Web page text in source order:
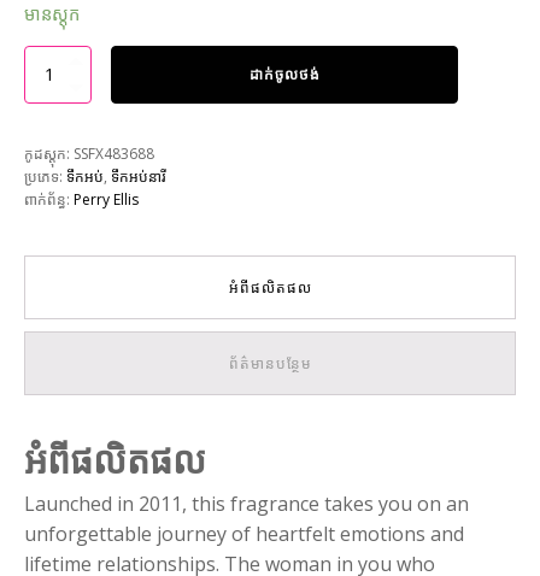
មានស្តុក
ដាក់ចូលថង់
កូដស្តុក: SSFX483688
ប្រភេទ: ទឹកអប់, ទឹកអប់នារី
ពាក់ព័ន្ធ: Perry Ellis
អំពីផលិតផល
ព័ត៌មានបន្ថែម
អំពីផលិតផល
Launched in 2011, this fragrance takes you on an
unforgettable journey of heartfelt emotions and
lifetime relationships. The woman in you who